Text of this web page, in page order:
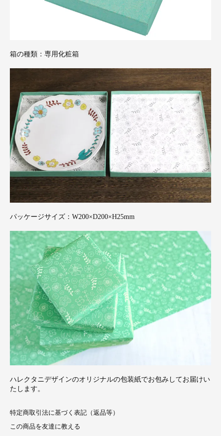
箱の種類：専用化粧箱
パッケージサイズ：W200×D200×H25mm
ハレクタニデザインのオリジナルの包装紙でお包みしてお届けい
たします。
特定商取引法に基づく表記（返品等）
この商品を友達に教える